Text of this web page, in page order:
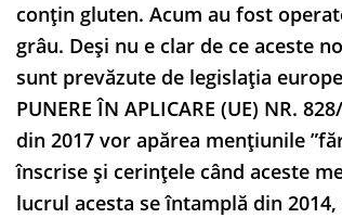
conțin gluten. Acum au fost
grâu. Deși nu e clar de ce aceste
sunt prevăzute de legislația
PUNERE ÎN APLICARE (UE) NR.
din 2017 vor apărea mențiunile
înscrise și cerințele când aceste
lucrul acesta se întamplă din